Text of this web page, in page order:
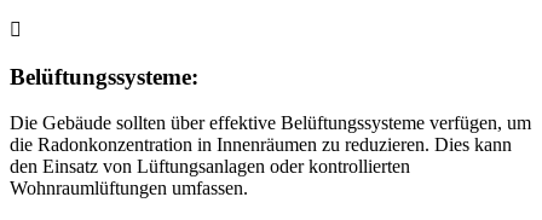
Belüftungssysteme:
Die Gebäude sollten über effektive Belüftungssysteme verfügen, um
die Radonkonzentration in Innenräumen zu reduzieren. Dies kann
den Einsatz von Lüftungsanlagen oder kontrollierten
Wohnraumlüftungen umfassen.